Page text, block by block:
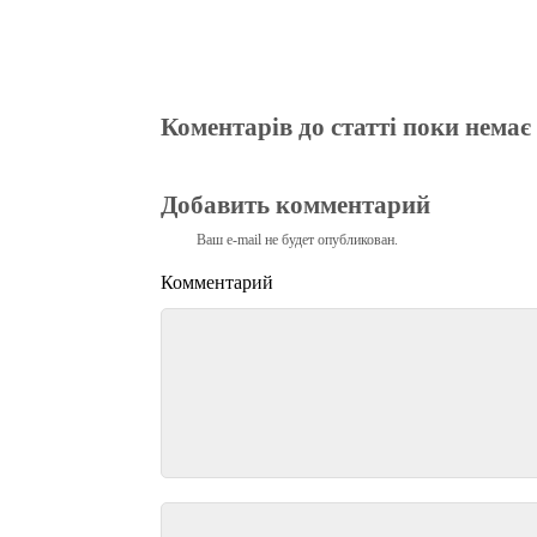
Коментарів до статті поки немає
Добавить комментарий
Ваш e-mail не будет опубликован.
Комментарий